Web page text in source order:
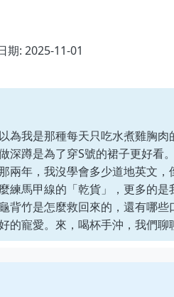
期: 2025-11-01
為我是那種每天只吃水煮雞胸
深蹲是為了穿S號的裙子更好看
兩年，我沒學會多少道地英文
練馬甲線的「乾貨」，更多的
背竹是怎麼救回來的，還有哪
的寵愛。來，喝杯手沖，我們聊